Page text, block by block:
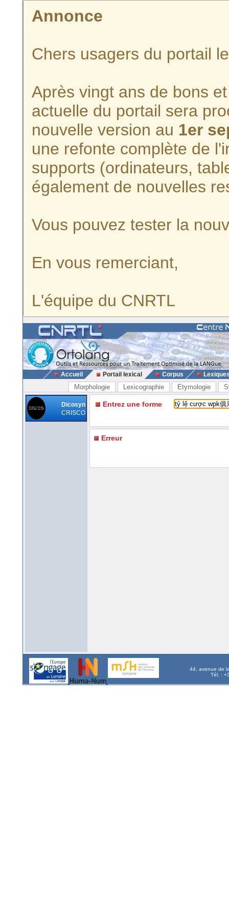
Annonce
Chers usagers du portail
Après vingt ans de bons
actuelle du portail sera
nouvelle version au 1er
une refonte complète de
supports (ordinateurs,
également de nouvelles
Vous pouvez tester la
En vous remerciant,
L'équipe du CNRTL
Accueil Portail lexical Corpus
Morphologie Lexicographie Etymologie
Dicosyn
CRISCO
Entrez une forme
Erreur
44, avenue de
Tél. :